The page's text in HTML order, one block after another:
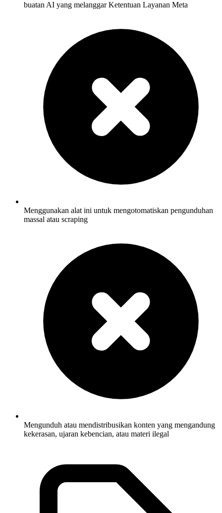
buatan AI yang melanggar Ketentuan Layanan Meta
Menggunakan alat ini untuk mengotomatiskan pengunduhan
massal atau scraping
Mengunduh atau mendistribusikan konten yang mengandung
kekerasan, ujaran kebencian, atau materi ilegal